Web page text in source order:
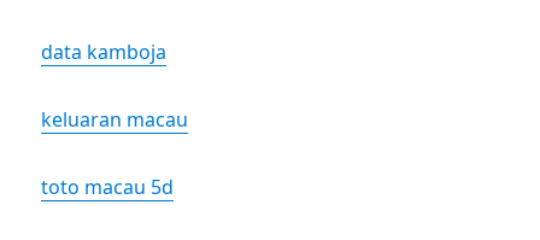
data kamboja
keluaran macau
toto macau 5d